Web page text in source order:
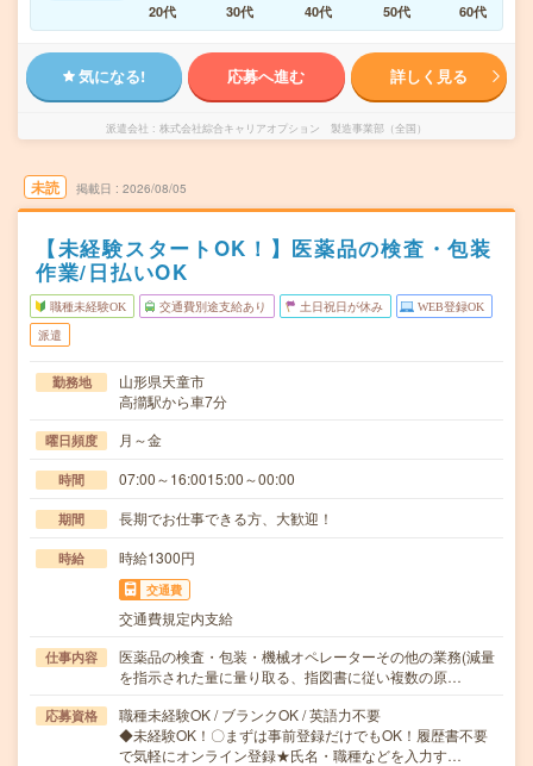
20代
30代 40代 50代 60代
気になる! 応募へ進む 詳しく見る
派遣会社 株式会社綜合キャリアオプション 製造事業部（全国）
未読 掲載日 2026/08/05
【未経験スタートOK！】医薬品の検査・包装
作業/日払いOK
職種未経験OK 交通費別途支給あり 土日祝日が休み WEB登録OK
派遣
勤務地
山形県天童市
高擶駅から車7分
曜日頻度 月～金
時間 07:00～16:0015:00～00:00
期間 長期でお仕事できる方、大歓迎！
時給 時給1300円
交通費
交通費規定内支給
仕事内容
医薬品の検査・包装・機械オペレーターその他の業務(減量
を指示された量に量り取る、指図書に従い複数の原…
応募資格
職種未経験OK / ブランクOK / 英語力不要
◆未経験OK！〇まずは事前登録だけでもOK！履歴書不要
で気軽にオンライン登録★氏名・職種などを入力す…